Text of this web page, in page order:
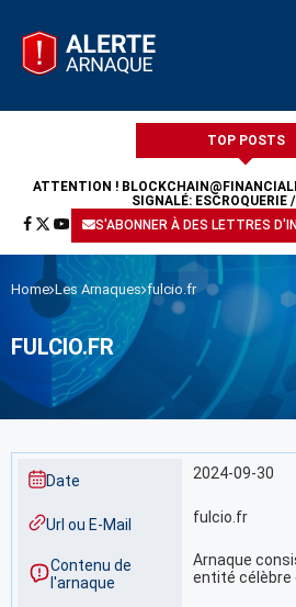
TOP POSTS
ATTENTION !
SIGNALÉ: ESCROQUERIE
S'ABONNER À DES LETTRES
Home Les Arnaques fulcio.fr
FULCIO.FR
Date 2024-09-30
Url ou E-Mail fulcio.fr
Contenu de
l'arnaque
Arnaque
entité célèbre